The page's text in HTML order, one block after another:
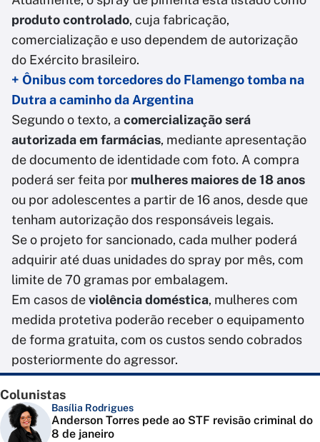
produto controlado, cuja fabricação,
comercialização e uso dependem de autorização
do Exército brasileiro.
+ Ônibus com torcedores do Flamengo tomba na
Dutra a caminho da Argentina
Segundo o texto, a comercialização será
autorizada em farmácias, mediante apresentação
de documento de identidade com foto. A compra
poderá ser feita por mulheres maiores de 18 anos
ou por adolescentes a partir de 16 anos, desde que
tenham autorização dos responsáveis legais.
Se o projeto for sancionado, cada mulher poderá
adquirir até duas unidades do spray por mês, com
limite de 70 gramas por embalagem.
Em casos deviolência doméstica, mulheres com
medida protetiva poderão receber o equipamento
de forma gratuita, com os custos sendo cobrados
posteriormente do agressor.
Colunistas
Basília Rodrigues
Anderson Torres pede ao STF revisão criminal do
8 de janeiro